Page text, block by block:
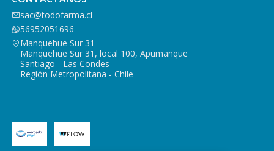
sac@todofarma.cl
56952051696
Manquehue Sur 31
Manquehue Sur 31, local 100, Apumanque
Santiago - Las Condes
Región Metropolitana - Chile